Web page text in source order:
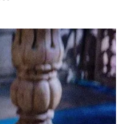
– потрібні слова.
тільки: тобі обирати
або… прадідова хата і